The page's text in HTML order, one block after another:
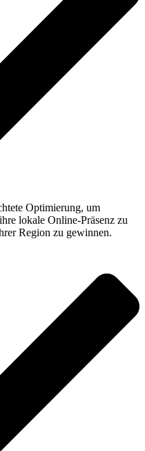
Optimierung, um
lokale Online-Präsenz zu
Region zu gewinnen.